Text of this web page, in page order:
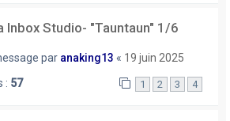
Inbox Studio- "Tauntaun" 1/6
par anaking13 « 19 juin 2025
: 57 1 2 3 4